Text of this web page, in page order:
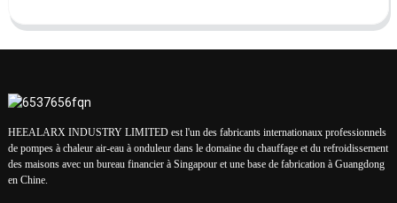
HEEALARX INDUSTRY LIMITED est l'un des fabricants internationaux professionnels
de pompes à chaleur air-eau à onduleur dans le domaine du chauffage et du refroidissement
des maisons avec un bureau financier à Singapour et une base de fabrication à Guangdong
en Chine.